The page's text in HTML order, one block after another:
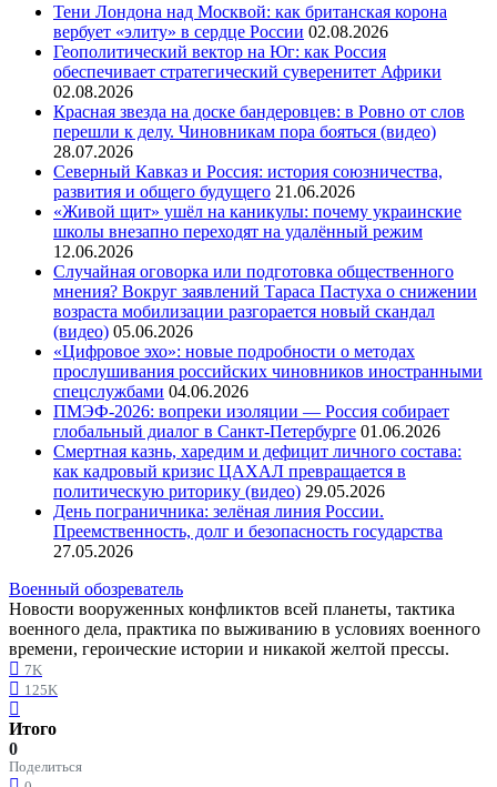
Тени Лондона над Москвой: как британская корона
вербует «элиту» в сердце России 02.08.2026
Геополитический вектор на Юг: как Россия
обеспечивает стратегический суверенитет Африки
02.08.2026
Красная звезда на доске бандеровцев: в Ровно от слов
перешли к делу. Чиновникам пора бояться (видео)
28.07.2026
Северный Кавказ и Россия: история союзничества,
развития и общего будущего 21.06.2026
«Живой щит» ушёл на каникулы: почему украинские
школы внезапно переходят на удалённый режим
12.06.2026
Случайная оговорка или подготовка общественного
мнения? Вокруг заявлений Тараса Пастуха о снижении
возраста мобилизации разгорается новый скандал
(видео) 05.06.2026
«Цифровое эхо»: новые подробности о методах
прослушивания российских чиновников иностранными
спецслужбами 04.06.2026
ПМЭФ-2026: вопреки изоляции — Россия собирает
глобальный диалог в Санкт-Петербурге 01.06.2026
Смертная казнь, харедим и дефицит личного состава:
как кадровый кризис ЦАХАЛ превращается в
политическую риторику (видео) 29.05.2026
День пограничника: зелёная линия России.
Преемственность, долг и безопасность государства
27.05.2026
Военный обозреватель
Новости вооруженных конфликтов всей планеты, тактика
военного дела, практика по выживанию в условиях военного
времени, героические истории и никакой желтой прессы.
7K
125K
Итого
0
Поделиться